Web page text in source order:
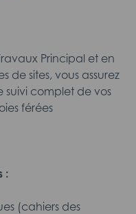
Principal et en
de sites, vous assurez
complet de vos
férées
:
(cahiers des